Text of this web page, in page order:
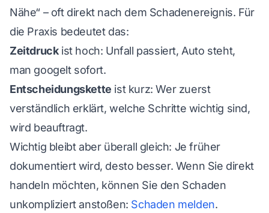
Nähe“ – oft direkt nach dem Schadenereignis. Für
die Praxis bedeutet das:
Zeitdruckist hoch: Unfall passiert, Auto steht,
man googelt sofort.
Entscheidungskette ist kurz: Wer zuerst
verständlich erklärt, welche Schritte wichtig sind,
wird beauftragt.
Wichtig bleibt aber überall gleich: Je früher
dokumentiert wird, desto besser. Wenn Sie direkt
handeln möchten, können Sie den Schaden
unkompliziert anstoßen: Schaden melden.